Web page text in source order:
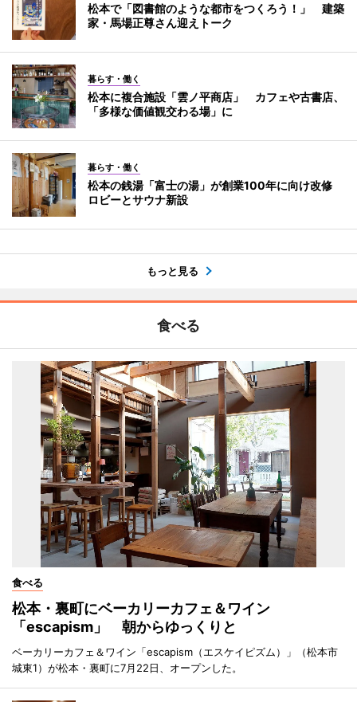
松本で「図書館のような都市をつくろう！」 建築
家・馬場正尊さん迎えトーク
暮らす・働く
松本に複合施設「雲ノ平商店」 カフェや古書店、
「多様な価値観交わる場」に
暮らす・働く
松本の銭湯「富士の湯」が創業100年に向け改修
ロビーとサウナ新設
もっと見る
食べる
食べる
松本・裏町にベーカリーカフェ＆ワイン
「escapism」 朝からゆっくりと
ベーカリーカフェ＆ワイン「escapism（エスケイピズム）」（松本市
城東1）が松本・裏町に7月22日、オープンした。